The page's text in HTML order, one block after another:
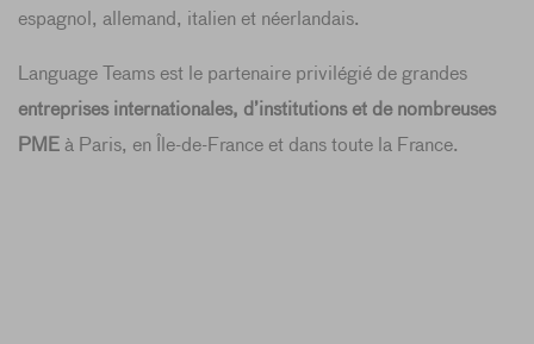
espagnol, allemand, italien et néerlandais.
Language Teams est le partenaire privilégié de grandes
entreprises internationales, d’institutions et de nombreuses
PME à Paris, en Île-de-France et dans toute la France.